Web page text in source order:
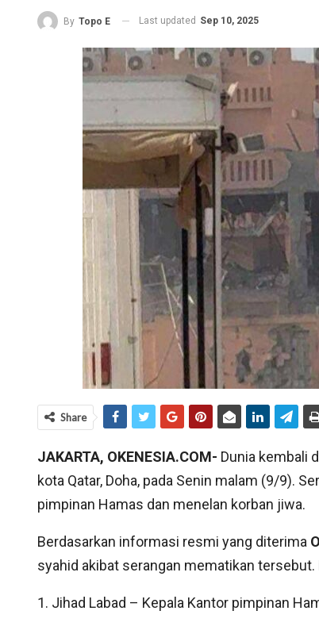
By Topo E Last updated Sep 10, 2025
Share
JAKARTA, OKENESIA.COM- Dunia kembali
kota Qatar, Doha, pada Senin malam (9/9).
pimpinan Hamas dan menelan korban jiwa.
Berdasarkan informasi resmi yang diterima
syahid akibat serangan mematikan tersebut.
1. Jihad Labad – Kepala Kantor pimpinan